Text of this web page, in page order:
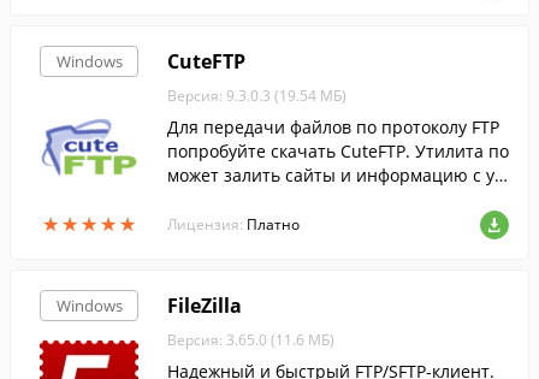
Windows
★★★★★
★★★★★
CuteFTP
Версия: 9.3.0.3 (19.54 МБ)
Для передачи файлов по протоколу FTP
попробуйте скачать CuteFTP. Утилита по
может залить сайты и информацию с ус
ые хостинги....
Лицензия: Платно
Windows FileZilla
Версия: 3.65.0 (11.6 МБ)
Надежный и быстрый FTP/SFTP-клиент.